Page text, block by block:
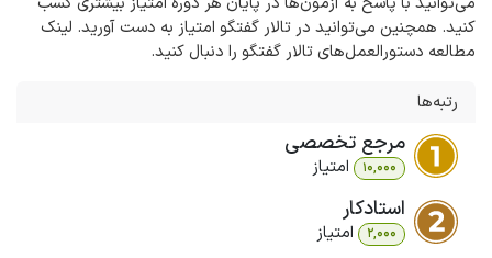
کنید. همچنین می‌توانید در تالار گفتگو امتیاز به دست آورید. لینک
مطالعه دستورالعمل‌های تالار گفتگو را دنبال کنید.
رتبه‌ها
مرجع تخصصی
10,000 امتیاز
استادکار
2,000 امتیاز